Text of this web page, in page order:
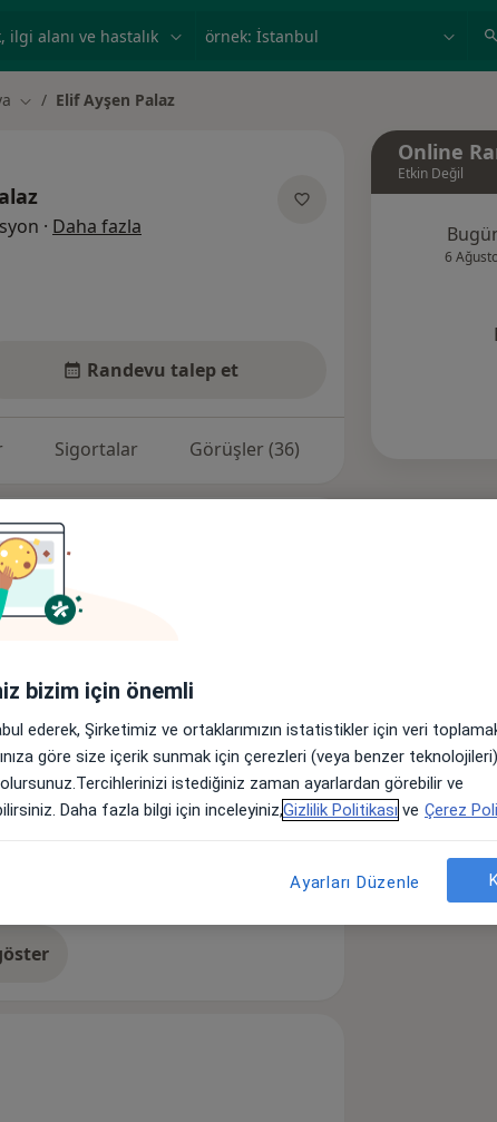
örnek: İstanbul
Şehir değiştir
Elif Ayşen Palaz
· Daha fazla
Randevu talep et
Sigortalar Görüşler (36)
Bölümü mezunudur. Antalya
hasta kabul etmektedir
rehabilitasyon, spor
uygulamaları, ozonterapi
Ağrısı Osteoporoz +37a11y_sr_more_diseases
hakkında
Online
Etkin Değil
6
bizim için önemli
ederek, Şirketimiz ve ortaklarımızın istatistikler için veri
göre size içerik sunmak için çerezleri (veya benzer
istediğiniz zaman ayarlardan görebilir ve
Daha fazla bilgi için inceleyiniz,Gizlilik Politikası ve Çerez
Ayarları Düzenle